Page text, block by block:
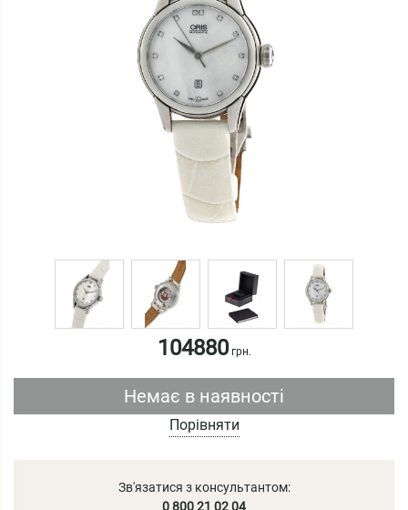
104880грн.
Немає в наявності
Порівняти
Зв'язатися з консультантом:
0 800 21 02 04